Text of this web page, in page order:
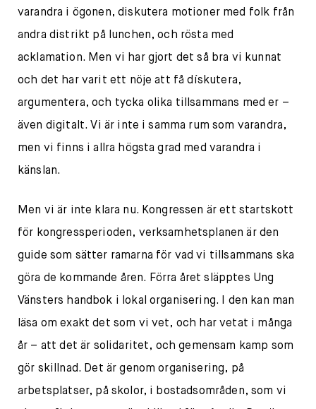
varandra i ögonen, diskutera motioner med folk från
andra distrikt på lunchen, och rösta med
acklamation. Men vi har gjort det så bra vi kunnat
och det har varit ett nöje att få dískutera,
argumentera, och tycka olika tillsammans med er –
även digitalt. Vi är inte i samma rum som varandra,
men vi finns i allra högsta grad med varandra i
känslan.
Men vi är inte klara nu. Kongressen är ett startskott
för kongressperioden, verksamhetsplanen är den
guide som sätter ramarna för vad vi tillsammans ska
göra de kommande åren. Förra året släpptes Ung
Vänsters handbok i lokal organisering. I den kan man
läsa om exakt det som vi vet, och har vetat i många
år – att det är solidaritet, och gemensam kamp som
gör skillnad. Det är genom organisering, på
arbetsplatser, på skolor, i bostadsområden, som vi